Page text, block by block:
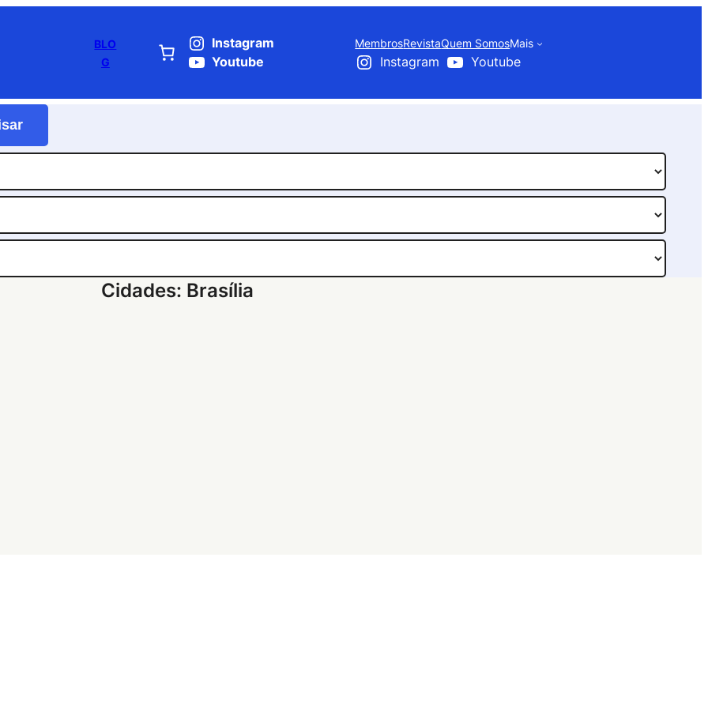
BLO
G
Instagram
Youtube
MembrosRevistaQuem SomosMais
Instagram Youtube
Cidades: Brasília